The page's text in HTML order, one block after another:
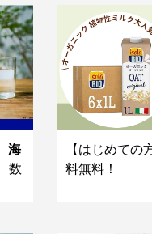
海
数
【はじめての
料無料！